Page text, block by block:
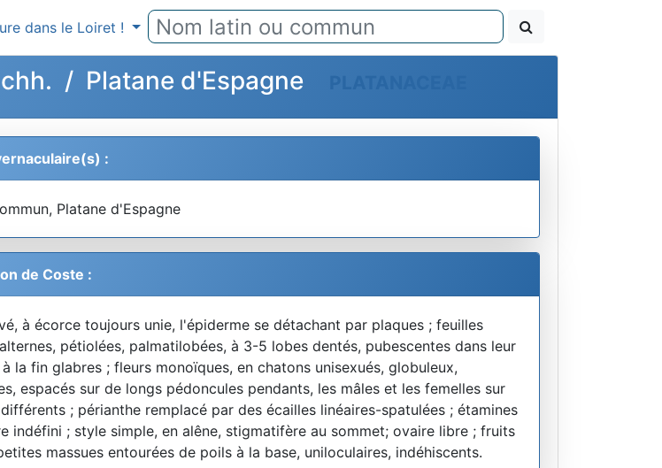
dans le Loiret !
/ Platane d'Espagne
:
Platane d'Espagne
de Coste :
à écorce toujours unie, l'épiderme se détachant par plaques ; feuilles
pétiolées, palmatilobées, à 3-5 lobes dentés, pubescentes dans leur
à la fin glabres ; fleurs monoïques, en chatons unisexués, globuleux,
espacés sur de longs pédoncules pendants, les mâles et les femelles sur
; périanthe remplacé par des écailles linéaires-spatulées ; étamines
indéfini ; style simple, en alêne, stigmatifère au sommet; ovaire libre ; fruits
massues entourées de poils à la base, uniloculaires, indéhiscents.